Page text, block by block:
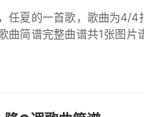
任夏的一首歌，歌曲为4/4
曲简谱完整曲谱共1张图